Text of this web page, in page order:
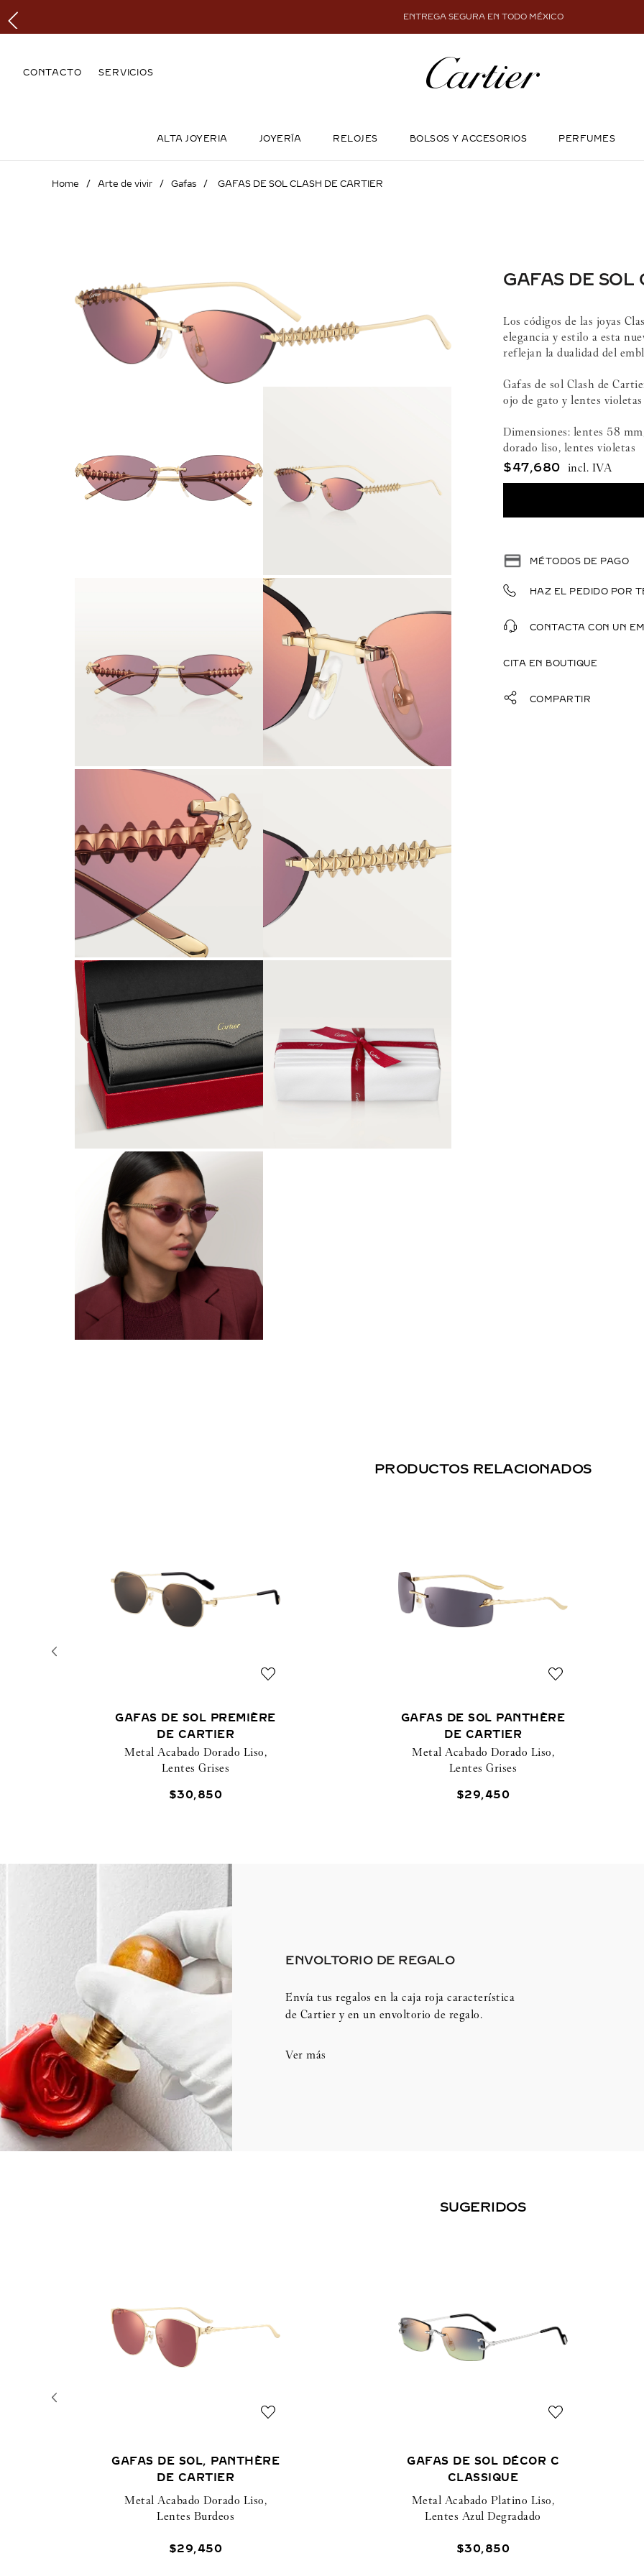
ENTREGA SEGURA EN TODO MÉXICO
CONTACTO SERVICIOS
ALTA JOYERIA JOYERÍA RELOJES BOLSOS Y ACCESORIOS PERFUMES
Arte de vivir Gafas GAFAS DE SOL CLASH DE CARTIER
GAFAS DE SOL
Los códigos de las joyas
elegancia y estilo a esta
reflejan la dualidad del
Gafas de sol Clash de
ojo de gato y lentes
Dimensiones: lentes 58
dorado liso, lentes violetas
$47,680
MÉTODOS DE PAGO
HAZ EL PEDIDO POR
CONTACTA CON UN
CITA EN BOUTIQUE
COMPARTIR
PRODUCTOS RELACIONADOS
GAFAS DE SOL PREMIÈRE
DE CARTIER
Metal Acabado Dorado Liso,
Lentes Grises
$30,850
GAFAS DE SOL PANTHÈRE
DE CARTIER
Metal Acabado Dorado Liso,
Lentes Grises
$29,450
ENVOLTORIO DE REGALO
Envía tus regalos en la caja roja característica
de Cartier y en un envoltorio de regalo.
Ver más
SUGERIDOS
GAFAS DE SOL, PANTHÈRE
DE CARTIER
Metal Acabado Dorado Liso,
Lentes Burdeos
$29,450
GAFAS DE SOL DÉCOR C
CLASSIQUE
Metal Acabado Platino Liso,
Lentes Azul Degradado
$30,850